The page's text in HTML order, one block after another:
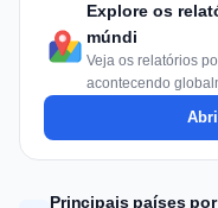
Explore os
múndi
Veja os relatórios
acontecendo
Principais países